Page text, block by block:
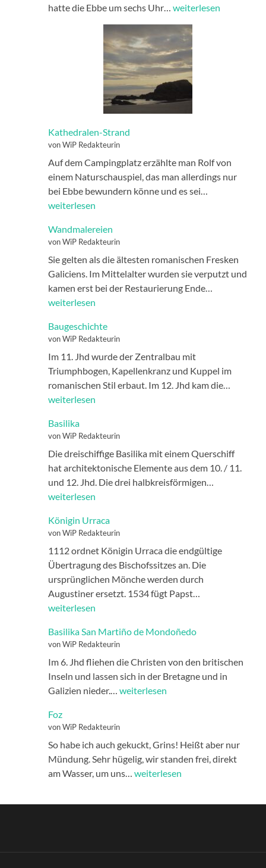
hatte die Ebbe um sechs Uhr…os
Taxi!
weiterlesen
Kathedralen-Strand
von WiP Redakteurin
Auf dem Campingplatz erzählte man Rolf von
einem Naturschauspiel, das man allerdings nur
bei Ebbe bewundern könne und es sei…
weiterlesen
Wandmalereien
von WiP Redakteurin
Sie gelten als die ältesten romanischen Fresken
Galiciens. Im Mittelalter wurden sie verputzt und
kamen erst bei der Restaurierung Ende…
weiterlesen
Baugeschichte
von WiP Redakteurin
Im 11. Jhd wurde der Zentralbau mit
Triumphbogen, Kapellenkranz und Kuppel im
romanischen Stil erbaut. Im 12. Jhd kam die…
weiterlesen
Basilika
von WiP Redakteurin
Die dreischiffige Basilika mit einem Querschiff
hat architektonische Elemente aus dem 10. / 11.
und 12. Jhd. Die drei halbkreisförmigen…
weiterlesen
Königin Urraca
von WiP Redakteurin
1112 ordnet Königin Urraca die endgültige
Übertragung des Bischofssitzes an. Die
ursprünglichen Mönche werden durch
Augustiner ersetzt. 1534 fügt Papst…
weiterlesen
Basilika San Martiño de Mondoñedo
von WiP Redakteurin
Im 6. Jhd fliehen die Christen von den britischen
Inseln und lassen sich in der Bretagne und in
Galizien nieder.…Basilika
de
Mondoñedo
weiterlesen
Foz
von WiP Redakteurin
So habe ich auch gekuckt, Grins! Heißt aber nur
Mündung. Sehr hügelig, wir standen frei, direkt
am Wasser, um uns…Foz
weiterlesen